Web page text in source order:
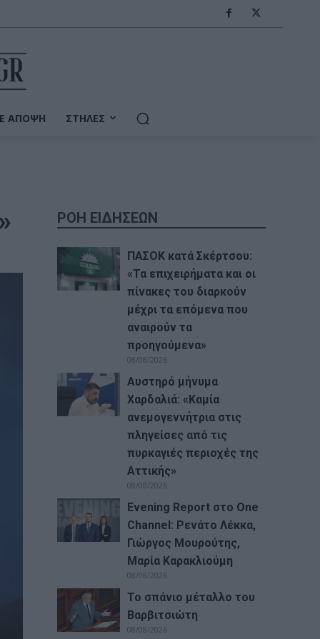
ΆΠΟΨΗ ΣΤΉΛΕΣ
ΡΟΗ ΕΙΔΗΣΕΩΝ
ΠΑΣΟΚ κατά Σκέρτσου:
«Τα επιχειρήματα και οι
πίνακες του διαρκούν
μέχρι τα επόμενα που
αναιρούν τα
προηγούμενα»
08/08/2026
Αυστηρό μήνυμα
Χαρδαλιά: «Καμία
ανεμογεννήτρια στις
πληγείσες από τις
πυρκαγιές περιοχές της
Αττικής»
08/08/2026
Evening Report στο One
Channel: Ρενάτο Λέκκα,
Γιώργος Μουρούτης,
Μαρία Καρακλιούμη
08/08/2026
Το σπάνιο μέταλλο του
Βαρβιτσιώτη
08/08/2026